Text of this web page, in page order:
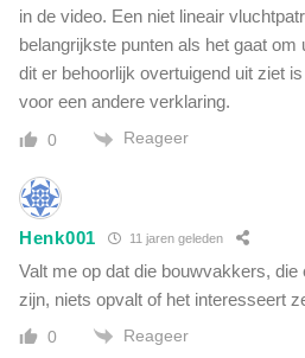
r
e
e
s
?
in de video. Een niet lineair
belangrijkste punten als het gaat
dit er behoorlijk overtuigend uit ziet
voor een andere verklaring.
0 Reageer
Henk001 11 jaren geleden
Valt me op dat die bouwvakkers,
zijn, niets opvalt of het interesseert
0 Reageer